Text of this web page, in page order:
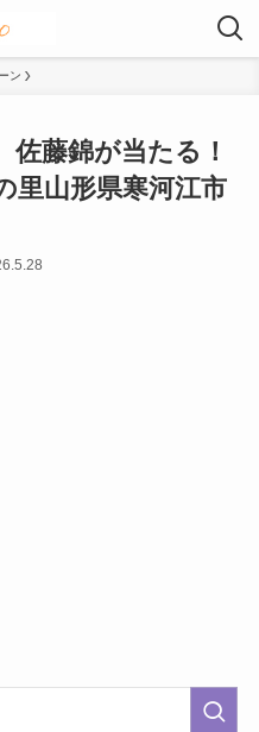
ン
藤錦が当たる！
里山形県寒河江市